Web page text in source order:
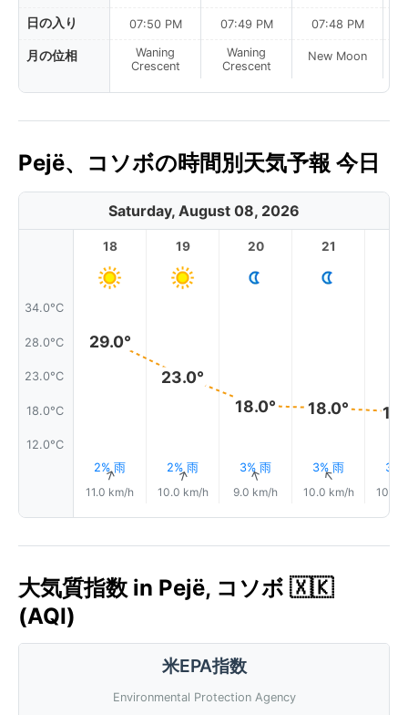
日の入り
月の位相
07:50 PM
Waning
Crescent
07:49 PM
Waning
Crescent
07:48 PM
New Moon
Pejë、コソボの時間別天気予報 今日
Saturday, August 08, 2026
34.0°C
28.0°C
23.0°C
18.0°C
12.0°C
18
29.0°
2% 雨
↑
11.0 km/h
19
23.0°
2% 雨
↑
10.0 km/h
20
18.0°
3% 雨
↑
9.0 km/h
21
18.0°
3% 雨
↑
10.0 km/h
3%
10.0
大気質指数 in Pejë, コソボ 🇽🇰
(AQI)
米EPA指数
Environmental Protection Agency